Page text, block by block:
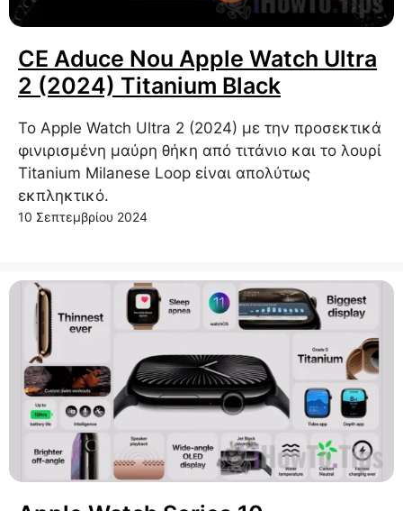
CE Aduce Nou Apple Watch Ultra
2 (2024) Titanium Black
Το Apple Watch Ultra 2 (2024) με την προσεκτικά
φινιρισμένη μαύρη θήκη από τιτάνιο και το λουρί
Titanium Milanese Loop είναι απολύτως
εκπληκτικό.
10 Σεπτεμβρίου 2024